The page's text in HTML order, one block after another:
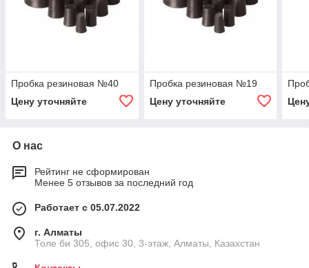
Пробка резиновая №40
Цену уточняйте
Пробка резиновая №19
Цену уточняйте
О нас
Рейтинг не сформирован
Менее 5 отзывов за последний год
Работает с 05.07.2022
г. Алматы
Толе би 305, офис 30, 3-этаж, Алматы, Казахстан